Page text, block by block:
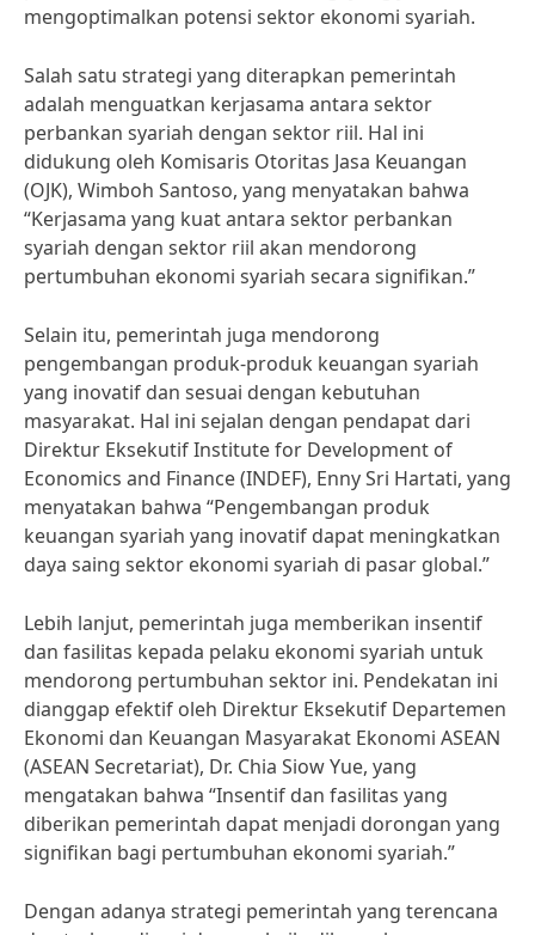
mengoptimalkan potensi sektor ekonomi syariah.
Salah satu strategi yang diterapkan pemerintah
adalah menguatkan kerjasama antara sektor
perbankan syariah dengan sektor riil. Hal ini
didukung oleh Komisaris Otoritas Jasa Keuangan
(OJK), Wimboh Santoso, yang menyatakan bahwa
“Kerjasama yang kuat antara sektor perbankan
syariah dengan sektor riil akan mendorong
pertumbuhan ekonomi syariah secara signifikan.”
Selain itu, pemerintah juga mendorong
pengembangan produk-produk keuangan syariah
yang inovatif dan sesuai dengan kebutuhan
masyarakat. Hal ini sejalan dengan pendapat dari
Direktur Eksekutif Institute for Development of
Economics and Finance (INDEF), Enny Sri Hartati, yang
menyatakan bahwa “Pengembangan produk
keuangan syariah yang inovatif dapat meningkatkan
daya saing sektor ekonomi syariah di pasar global.”
Lebih lanjut, pemerintah juga memberikan insentif
dan fasilitas kepada pelaku ekonomi syariah untuk
mendorong pertumbuhan sektor ini. Pendekatan ini
dianggap efektif oleh Direktur Eksekutif Departemen
Ekonomi dan Keuangan Masyarakat Ekonomi ASEAN
(ASEAN Secretariat), Dr. Chia Siow Yue, yang
mengatakan bahwa “Insentif dan fasilitas yang
diberikan pemerintah dapat menjadi dorongan yang
signifikan bagi pertumbuhan ekonomi syariah.”
Dengan adanya strategi pemerintah yang terencana